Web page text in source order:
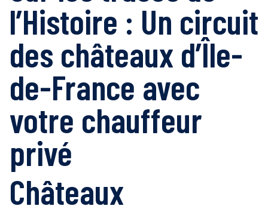
l’Histoire : Un circuit
des châteaux d’Île-
de-France avec
votre chauffeur
privé
Châteaux